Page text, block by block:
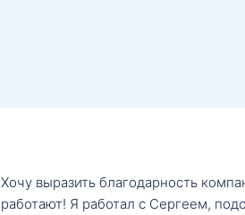
Хочу выразить благодарность
работают! Я работал с Сергеем,